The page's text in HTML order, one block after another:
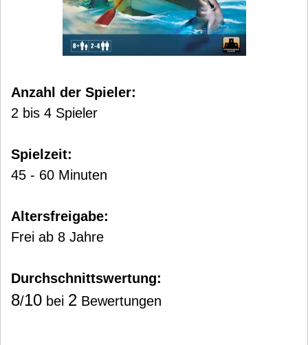
Anzahl der Spieler:
2 bis 4 Spieler
Spielzeit:
45 - 60 Minuten
Altersfreigabe:
Frei ab 8 Jahre
Durchschnittswertung:
8/10 bei 2 Bewertungen